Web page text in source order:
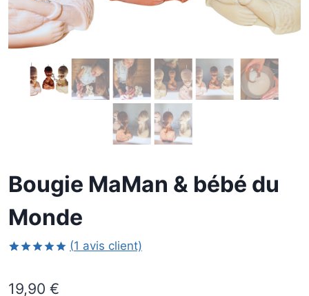
Bougie MaMan & bébé du
Monde
sur
(1 avis client)
19,90 €